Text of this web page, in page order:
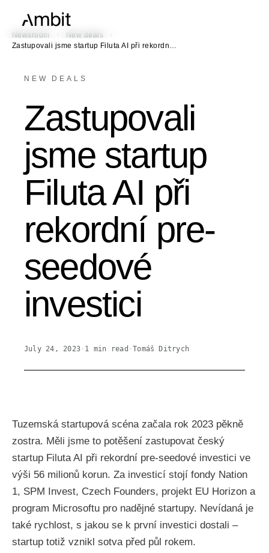
Newsroom / New deals
/
Zastupovali jsme startup Filuta AI při rekordn…
NEW DEALS
Zastupovali
jsme startup
Filuta AI při
rekordní pre-
seedové
investici
July 24, 2023 · 1 min read ·Tomáš Ditrych
Tuzemská startupová scéna začala rok 2023 pěkně
zostra. Měli jsme to potěšení zastupovat český
startup Filuta AI při rekordní pre-seedové investici ve
výši 56 milionů korun. Za investicí stojí fondy Nation
1, SPM Invest, Czech Founders, projekt EU Horizon a
program Microsoftu pro nadějné startupy. Nevídaná je
také rychlost, s jakou se k první investici dostali –
startup totiž vznikl sotva před půl rokem.